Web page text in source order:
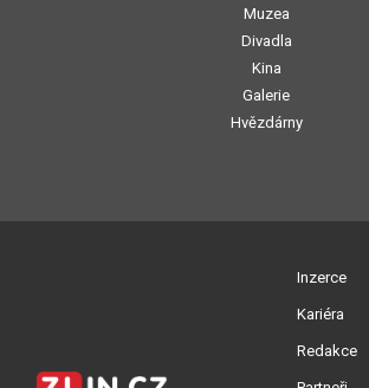
Muzea
Divadla
Kina
Galerie
Hvězdárny
Inzerce
Kariéra
Redakce